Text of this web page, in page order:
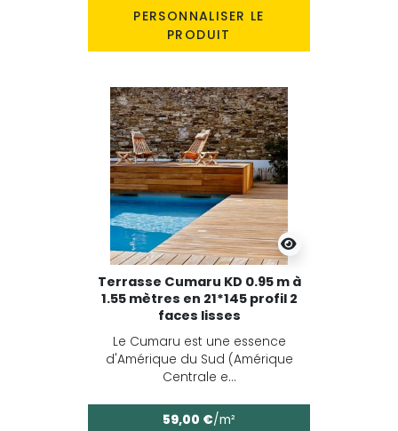
PERSONNALISER LE
PRODUIT
Terrasse Cumaru KD 0.95 m à
1.55 mètres en 21*145 profil 2
faces lisses
Le Cumaru est une essence
d'Amérique du Sud (Amérique
Centrale e...
59,00 €/m²